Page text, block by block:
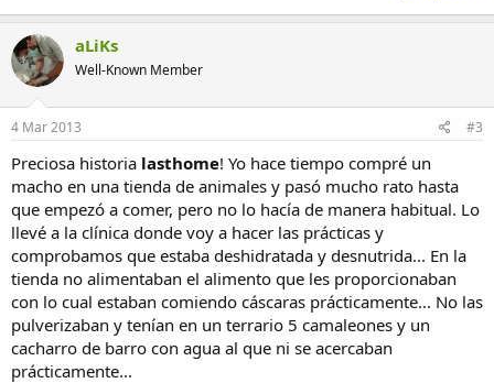
aLiKs
Well-Known Member
4 Mar 2013 #3
Preciosa historia lasthome! Yo hace tiempo compré un
macho en una tienda de animales y pasó mucho rato hasta
que empezó a comer, pero no lo hacía de manera habitual. Lo
llevé a la clínica donde voy a hacer las prácticas y
comprobamos que estaba deshidratada y desnutrida... En la
tienda no alimentaban el alimento que les proporcionaban
con lo cual estaban comiendo cáscaras prácticamente... No las
pulverizaban y tenían en un terrario 5 camaleones y un
cacharro de barro con agua al que ni se acercaban
prácticamente...